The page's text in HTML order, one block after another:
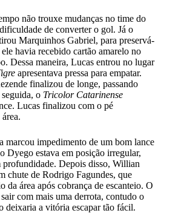
não trouxe mudanças no time do
de converter o gol. Já o
Marquinhos Gabriel, para preservá-
havia recebido cartão amarelo no
Dessa maneira, Lucas entrou no lugar
apresentava pressa para empatar.
finalizou de longe, passando
o Tricolor Catarinense
Lucas finalizou com o pé
marcou impedimento de um bom lance
Dyego estava em posição irregular,
profundidade. Depois disso, Willian
chute de Rodrigo Fagundes, que
da área após cobrança de escanteio. O
com mais uma derrota, contudo o
deixaria a vitória escapar tão fácil.